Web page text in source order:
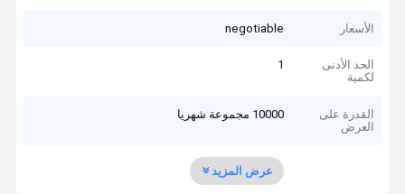
الأسعار negotiable
الحد الأدنى
لكمية
1
القدرة على
العرض
10000 مجموعة شهريا
عرض المزيد